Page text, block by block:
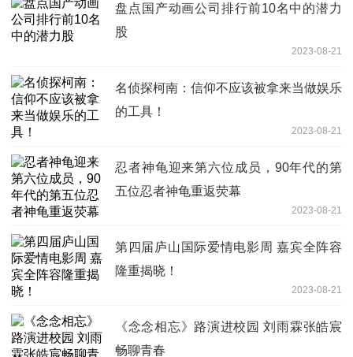
盘点国产动画公司排行前10名中的潜力
股
2023-08-21
名侦探柯南：信仰不应该被拿来当做娱乐
的工具！
2023-08-21
忍者神龟迎来第六位成员，90年代的第
五位忍者神龟重返荧幕
2023-08-21
第四届庐山国际爱情电影周 嘉宾全阵容
隆重揭晓！
2023-08-21
《念念相忘》路演进校园 刘雨霖张皓宸
畅聊青春